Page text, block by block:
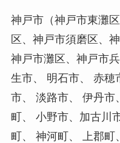
神戸市（神戸市東灘
区、神戸市須磨区、
神戸市灘区、神戸市
生市、 明石市、 赤穂
市、 淡路市、 伊丹市
町、 小野市、加古川
町、 神河町、 上郡町